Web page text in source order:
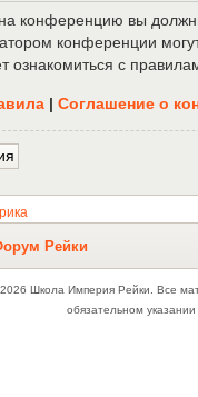
конференцию вы
конференции
ознакомиться с
| Соглашение о
я
Рейки
с
Школа Империя Рейки. Все
обязательном